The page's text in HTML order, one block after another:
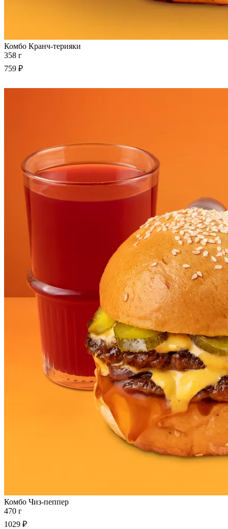
Комбо Кранч-терияки
358 г
759 ₽
Комбо Чиз-пеппер
470 г
1029 ₽